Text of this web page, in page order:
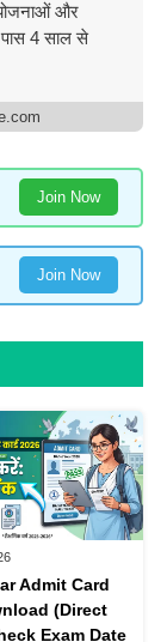
योजनाओं और
4 साल से
Join Now
Join Now
Admit Card
(Direct
Exam Date